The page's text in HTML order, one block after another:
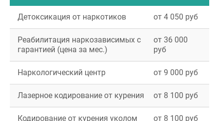
Детоксикация от наркотиков от 4 050 руб
Реабилитация наркозависимых с
гарантией (цена за мес.)
от 36 000
руб
Наркологический центр от 9 000 руб
Лазерное кодирование от курения от 8 100 руб
Кодирование от курения уколом от 8 100 руб